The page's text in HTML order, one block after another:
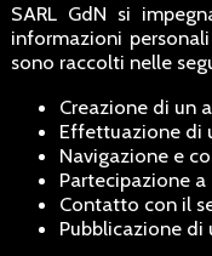
SARL GdN si
informazioni
sono raccolti nelle
Creazione di un
Effettuazione di
Navigazione e
Partecipazione
Contatto con il
Pubblicazione di